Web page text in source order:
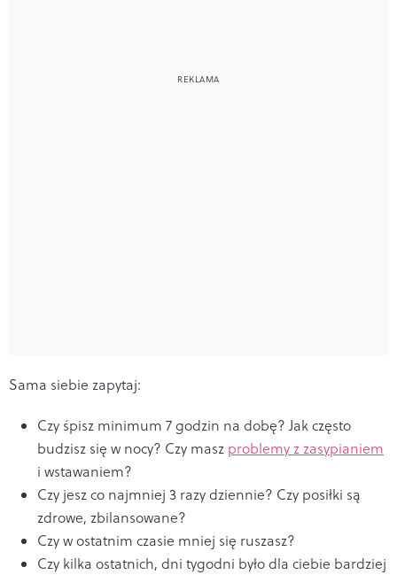
Sama siebie zapytaj:
Czy śpisz minimum 7 godzin na dobę? Jak często
budzisz się w nocy? Czy masz problemy z zasypianiem
i wstawaniem?
Czy jesz co najmniej 3 razy dziennie? Czy posiłki są
zdrowe, zbilansowane?
Czy w ostatnim czasie mniej się ruszasz?
Czy kilka ostatnich, dni tygodni było dla ciebie bardziej